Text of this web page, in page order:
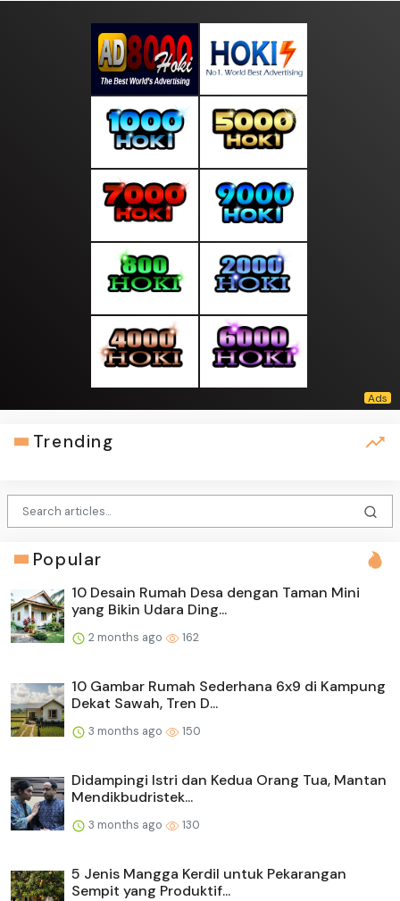
Trending
Popular
10 Desain Rumah Desa dengan Taman Mini
yang Bikin Udara Ding...
2 months ago 162
10 Gambar Rumah Sederhana 6x9 di Kampung
Dekat Sawah, Tren D...
3 months ago 150
Didampingi Istri dan Kedua Orang Tua, Mantan
Mendikbudristek...
3 months ago 130
5 Jenis Mangga Kerdil untuk Pekarangan
Sempit yang Produktif...